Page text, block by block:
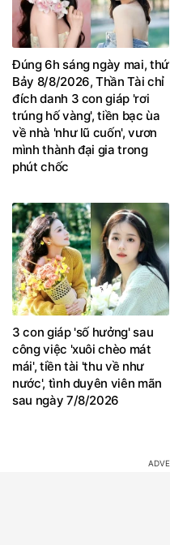
Đúng 6h sáng ngày mai, thứ
Bảy 8/8/2026, Thần Tài chỉ
đích danh 3 con giáp 'rơi
trúng hố vàng', tiền bạc ùa
về nhà 'như lũ cuốn', vươn
mình thành đại gia trong
phút chốc
3 con giáp 'số hưởng' sau
công việc 'xuôi chèo mát
mái', tiền tài 'thu về như
nước', tình duyên viên mãn
sau ngày 7/8/2026